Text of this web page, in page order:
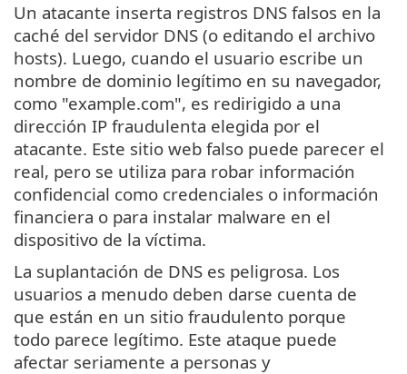
Un atacante inserta registros DNS falsos en la
caché del servidor DNS (o editando el archivo
hosts). Luego, cuando el usuario escribe un
nombre de dominio legítimo en su navegador,
como "example.com", es redirigido a una
dirección IP fraudulenta elegida por el
atacante. Este sitio web falso puede parecer el
real, pero se utiliza para robar información
confidencial como credenciales o información
financiera o para instalar malware en el
dispositivo de la víctima.
La suplantación de DNS es peligrosa. Los
usuarios a menudo deben darse cuenta de
que están en un sitio fraudulento porque
todo parece legítimo. Este ataque puede
afectar seriamente a personas y